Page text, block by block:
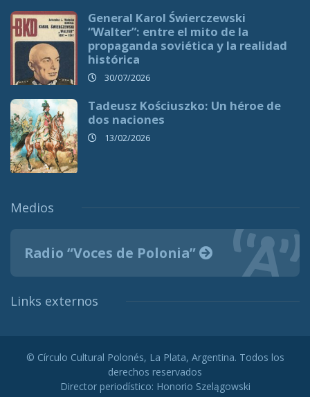
General Karol Świerczewski
“Walter”: entre el mito de la
propaganda soviética y la realidad
histórica
30/07/2026
Tadeusz Kościuszko: Un héroe de
dos naciones
13/02/2026
Medios
Radio “Voces de Polonia”
Links externos
© Círculo Cultural Polonés, La Plata, Argentina. Todos los
derechos reservados
Director periodístico: Honorio Szelągowski